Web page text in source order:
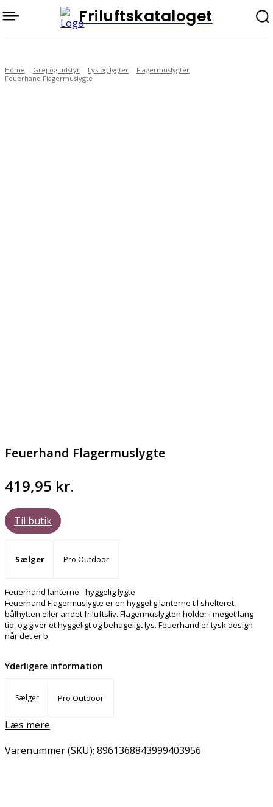
Friluftskataloget
Home Grej og udstyr Lys og lygter
Flagermuslygter
Feuerhand Flagermuslygte
Feuerhand Flagermuslygte
419,95 kr.
Til butik
Sælger Pro Outdoor
Feuerhand lanterne - hyggelig lygte
Feuerhand Flagermuslygte er en hyggelig lanterne til shelteret,
bålhytten eller andet friluftsliv. Flagermuslygten holder i meget lang
tid, og giver et hyggeligt og behageligt lys. Feuerhand er tysk design
når det er b
Yderligere information
Sælger Pro Outdoor
Læs mere
Varenummer (SKU): 8961368843999403956